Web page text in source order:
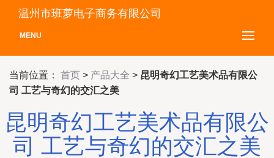
温州市班萝电子商务有限公司
MENU
当前位置： 首页 > 产品大全 > 昆明奇幻工艺美术品有限公
司 工艺与奇幻的交汇之美
昆明奇幻工艺美术品有限公
司 工艺与奇幻的交汇之美